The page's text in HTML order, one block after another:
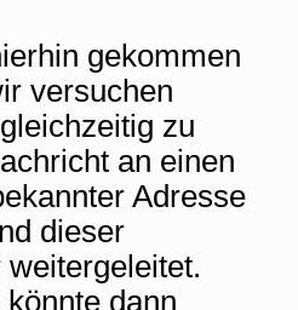
gekommen
versuchen
zu
an einen
Adresse
dieser
dann